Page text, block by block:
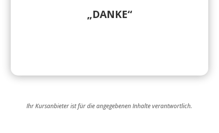
„DANKE“
Ihr Kursanbieter ist für die angegebenen Inhalte verantwortlich.